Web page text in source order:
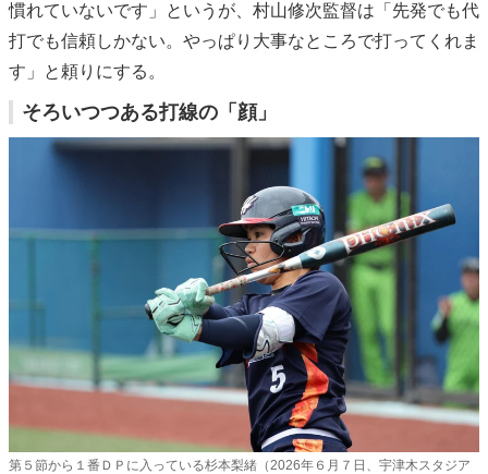
慣れていないです」というが、村山修次監督は「先発でも代
打でも信頼しかない。やっぱり大事なところで打ってくれま
す」と頼りにする。
そろいつつある打線の「顔」
第５節から１番ＤＰに入っている杉本梨緒（2026年６月７日、宇津木スタジア